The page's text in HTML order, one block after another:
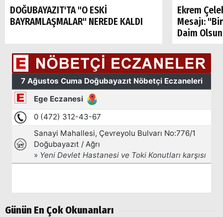
DOĞUBAYAZIT'TA "O ESKİ
BAYRAMLAŞMALAR" NEREDE KALDI
Ekrem
Mesajı:
Daim
Günün En Çok Okunanları